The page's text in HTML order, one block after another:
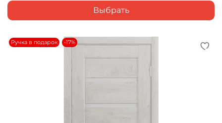
Выбрать
Ручка в подарок -17%